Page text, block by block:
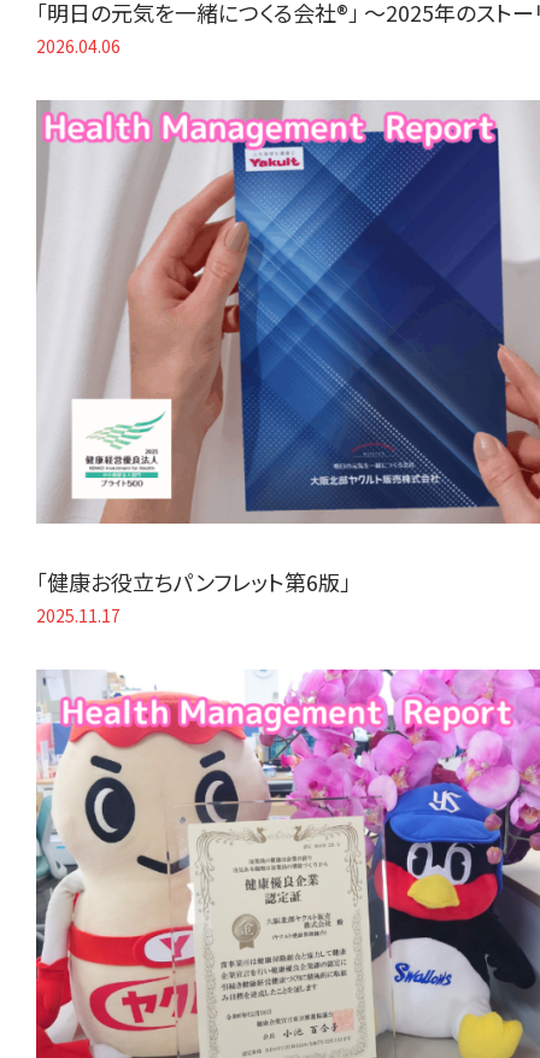
「明日の元気を一緒につくる会社®」 〜2025年のスト
2026.04.06
「健康お役立ちパンフレット第6版」
2025.11.17